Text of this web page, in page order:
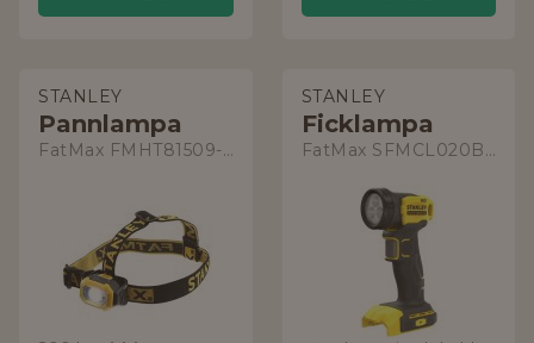
STANLEY
Pannlampa
FatMax FMHT81509-0
STANLEY
Ficklampa
FatMax SFMCL020B-XJ